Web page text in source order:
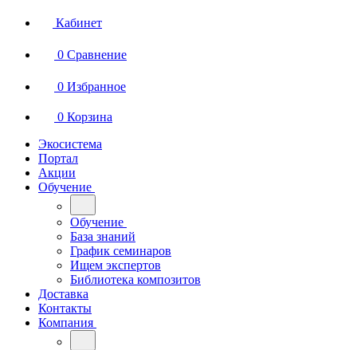
Кабинет
0 Сравнение
0 Избранное
0 Корзина
Экосистема
Портал
Акции
Обучение
Обучение
База знаний
График семинаров
Ищем экспертов
Библиотека композитов
Доставка
Контакты
Компания